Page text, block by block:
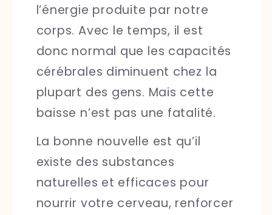
l’énergie produite par notre
corps. Avec le temps, il est
donc normal que les capacités
cérébrales diminuent chez la
plupart des gens. Mais cette
baisse n’est pas une fatalité.
La bonne nouvelle est qu’il
existe des substances
naturelles et efficaces pour
nourrir votre cerveau, renforcer